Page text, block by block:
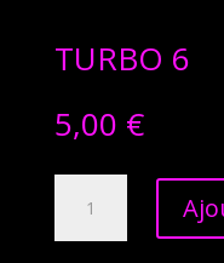
TURBO 6
5,00 €
TURBO